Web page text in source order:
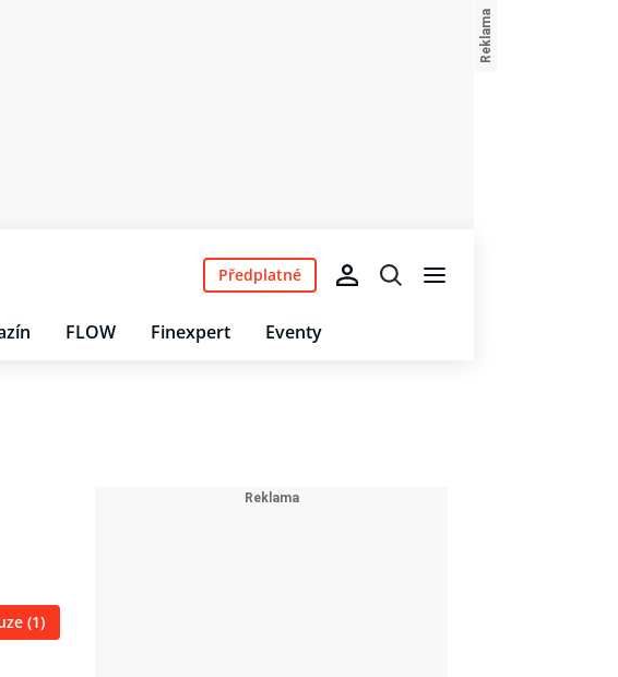
FLOW Finexpert Eventy
Předplatné
(1)